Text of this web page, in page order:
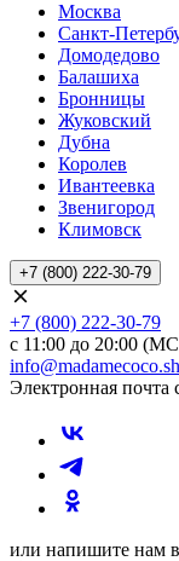
Москва
Санкт-
Домодедово
Балашиха
Бронницы
Жуковский
Дубна
Королев
Ивантеевка
Звенигород
Климовск
+7 (800) 222-30-79
+7 (800) 222-30-79
с 11:00 до 20:00
Электронная почта
или напишите нам в